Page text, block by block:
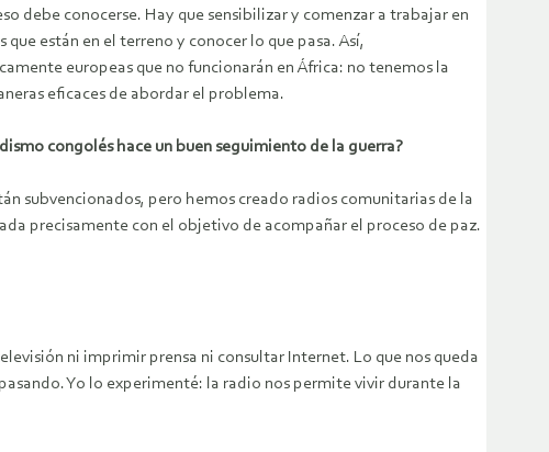
debe conocerse. Hay que sensibilizar y comenzar a trabajar en
están en el terreno y conocer lo que pasa. Así,
europeas que no funcionarán en África: no tenemos la
eficaces de abordar el problema.
congolés hace un buen seguimiento de la guerra?
subvencionados, pero hemos creado radios comunitarias de la
precisamente con el objetivo de acompañar el proceso de paz.
ni imprimir prensa ni consultar Internet. Lo que nos queda
Yo lo experimenté: la radio nos permite vivir durante la